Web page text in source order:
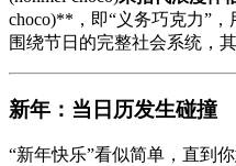
choco)**，即“义务巧克力”
围绕节日的完整社会系统，
新年：当日历发生碰撞
“新年快乐”看似简单，直到